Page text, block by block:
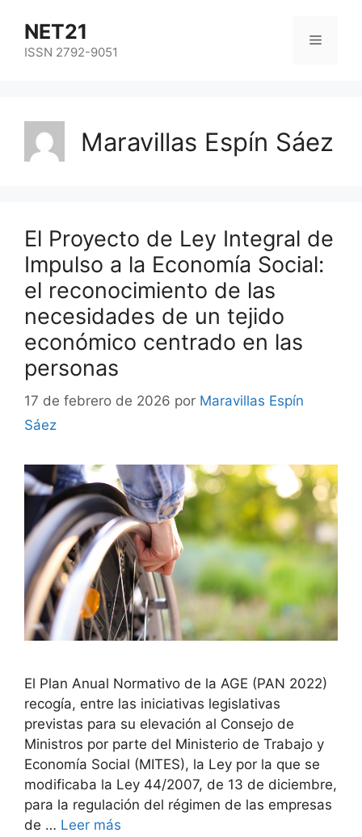
NET21
ISSN 2792-9051
Maravillas Espín Sáez
El Proyecto de Ley Integral de
Impulso a la Economía Social:
el reconocimiento de las
necesidades de un tejido
económico centrado en las
personas
17 de febrero de 2026 por Maravillas Espín
Sáez
El Plan Anual Normativo de la AGE (PAN 2022)
recogía, entre las iniciativas legislativas
previstas para su elevación al Consejo de
Ministros por parte del Ministerio de Trabajo y
Economía Social (MITES), la Ley por la que se
modificaba la Ley 44/2007, de 13 de diciembre,
para la regulación del régimen de las empresas
de … Leer más